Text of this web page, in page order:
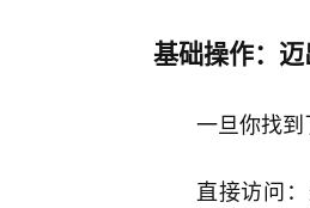
基础操作：
一旦你找到
直接访问